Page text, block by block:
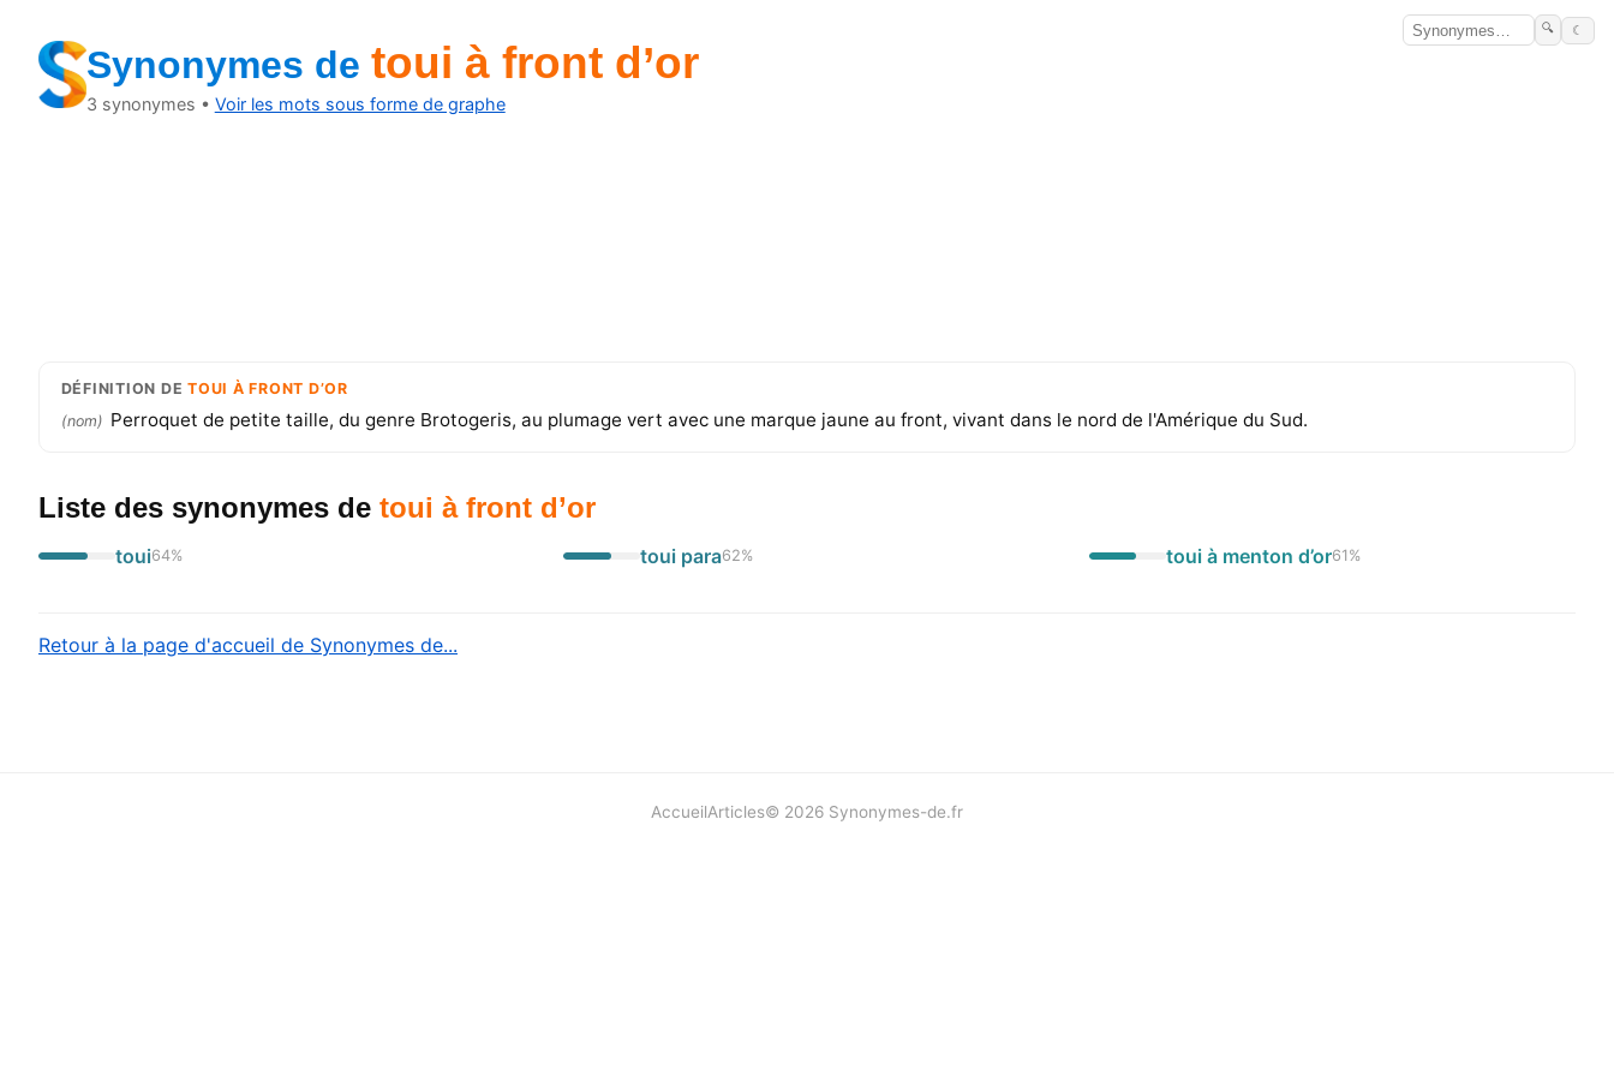
🔍 ☾
Synonymes de toui à front d’or
3 synonymes • Voir les mots sous forme de graphe
DÉFINITION DETOUI À FRONT D’OR
(nom) Perroquet de petite taille, du genre Brotogeris, au plumage vert avec une marque jaune au front, vivant dans le nord de l'Amérique du Sud.
Liste des synonymes de toui à front d’or
toui64% toui para62% toui à menton d’or61 %
Retour à la page d'accueil de Synonymes de...
AccueilArticles© 2026 Synonymes-de.fr